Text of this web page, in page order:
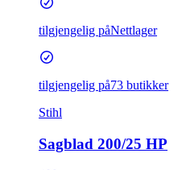
tilgjengelig påNettlager
tilgjengelig på73 butikker
Stihl
Sagblad 200/25 HP